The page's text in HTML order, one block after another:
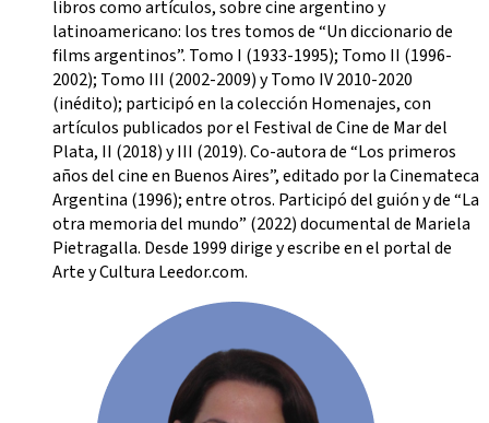
libros como artículos, sobre cine argentino y
latinoamericano: los tres tomos de “Un diccionario de
films argentinos”. Tomo I (1933-1995); Tomo II (1996-
2002); Tomo III (2002-2009) y Tomo IV 2010-2020
(inédito); participó en la colección Homenajes, con
artículos publicados por el Festival de Cine de Mar del
Plata, II (2018) y III (2019). Co-autora de “Los primeros
años del cine en Buenos Aires”, editado por la Cinemateca
Argentina (1996); entre otros. Participó del guión y de “La
otra memoria del mundo” (2022) documental de Mariela
Pietragalla. Desde 1999 dirige y escribe en el portal de
Arte y Cultura Leedor.com.